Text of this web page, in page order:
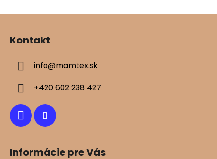
ý
Z
Kontakt
info@mamtex.sk
+420 602 238 427
Informácie pre Vás